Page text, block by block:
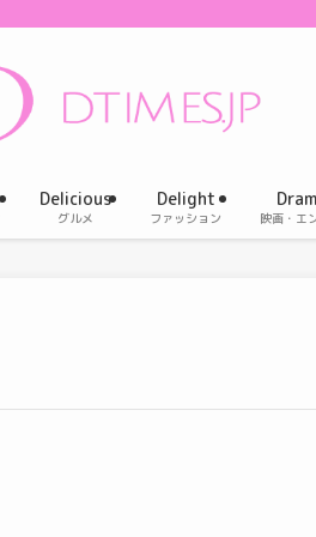
Delicious
グルメ
Delight
ファッション 映画・エ